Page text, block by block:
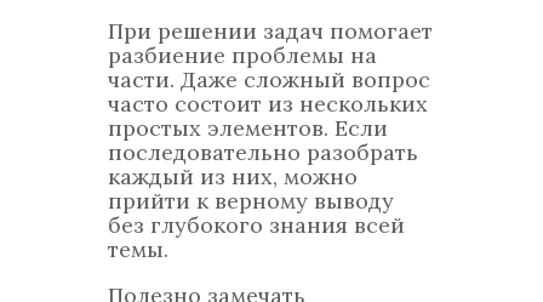
При решении задач помогает
разбиение проблемы на
части. Даже сложный вопрос
часто состоит из нескольких
простых элементов. Если
последовательно разобрать
каждый из них, можно
прийти к верному выводу
без глубокого знания всей
темы.
Полезно замечать